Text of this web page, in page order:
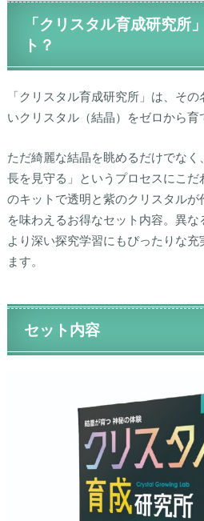
「クリスタル育成研究所
ト？
「クリスタル育成研究所」は、そ
いクリスタル（結晶）をゼロから育
ただ綺麗な結晶を眺めるだけでな
長を見守る」というプロセスにこ
のキットで透明と紫のクリスタルが
を味わえるお得なセット内容。異な
より深い探究学習にもぴったりな
ます。
セット内容